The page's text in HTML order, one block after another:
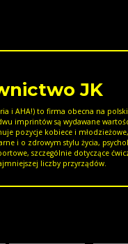
JK
i AHA!) to firma obecna na
imprintów są wydawane
pozycje kobiece i
i o zdrowym stylu życia,
szczególnie dotyczące
liczby przyrządów.